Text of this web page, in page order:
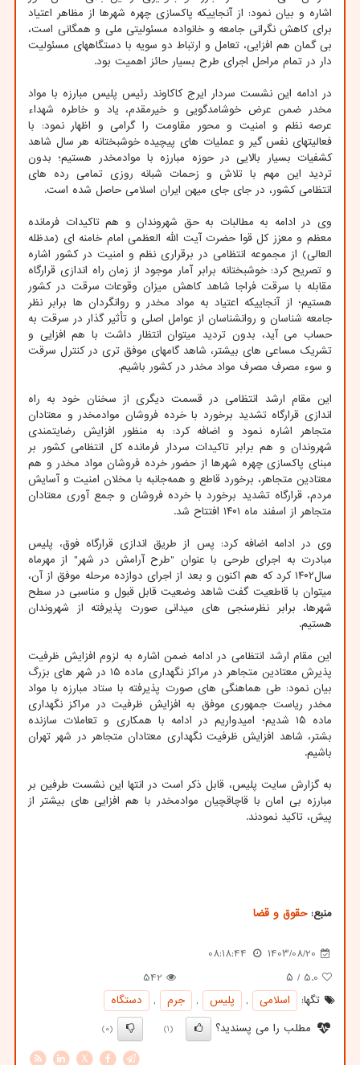
اشاره و بیان نمود: از آنجاییکه پاکسازی چهره شهرها از مظاهر اعتیاد
برای کاهش نگرانی جامعه و خانواده مسئولیتی ملی و همگانی است،
بی گمان هم افزایی، تعامل و ارتباط دو سویه با دستگاههای مسئولیت
دار در تمام مراحل اجرای طرح بسیار حائز اهمیت بود.
در ادامه این نشست سردار ایرج کاکاوند رئیس پلیس مبارزه با مواد
مخدر ضمن عرض خوشامدگویی و خیرمقدم، یاد و خاطره شهداء
عرصه نظم و امنیت و محور مقاومت را گرامی و اظهار نمود: با
فعالیتهای نفس گیر و عملیات های پیچیده خوشبختانه هر سال شاهد
کشفیات بسیار بالایی در حوزه مبارزه با موادمخدر هستیم؛ بدون
تردید این مهم با تلاش و زحمات شبانه روزی تمامی رده های
انتظامی کشور، در جای جای میهن ایران اسلامی حاصل شده است.
وی در ادامه به مطالبات به حق شهروندان و هم تاکیدات فرمانده
معظم و معزز کل قوا حضرت آیت الله العظمی امام خامنه ای (مدظله
العالی) از مجموعه انتظامی در برقراری نظم و امنیت در کشور اشاره
و تصریح کرد: خوشبختانه برابر آمار موجود از زمان راه اندازی قرارگاه
مقابله با سرقت فراجا شاهد کاهش میزان وقوعات سرقت در کشور
هستیم؛ از آنجاییکه اعتیاد به مواد مخدر و روانگردان ها برابر نظر
جامعه شناسان و روانشناسان از عوامل اصلی و تأثیر گذار در سرقت به
حساب می آید، بدون تردید میتوان انتظار داشت با هم افزایی و
تشریک مساعی های بیشتر، شاهد گامهای موفق تری در کنترل سرقت
و سوء مصرف مصرف مواد مخدر در کشور باشیم.
این مقام ارشد انتظامی در قسمت دیگری از سخنان خود به راه
اندازی قرارگاه تشدید برخورد با خرده فروشان موادمخدر و معتادان
متجاهر اشاره نمود و اضافه کرد: به منظور افزایش رضایتمندی
شهروندان و هم برابر تاکیدات سردار فرمانده کل انتظامی کشور بر
مبنای پاکسازی چهره شهرها از حضور خرده فروشان مواد مخدر و هم
معتادین متجاهر، برخورد قاطع و همه‌جانبه با مخلان امنیت و آسایش
مردم، قرارگاه تشدید برخورد با خرده فروشان و جمع آوری معتادان
متجاهر از اسفند ماه ۱۴۰۱ افتتاح شد.
وی در ادامه اضافه کرد: پس از طریق اندازی قرارگاه فوق، پلیس
مبادرت به اجرای طرحی با عنوان "طرح آرامش در شهر" از مهرماه
سال۱۴۰۲ کرد که هم اکنون و بعد از اجرای دوازده مرحله موفق از آن،
میتوان با قاطعیت گفت شاهد وضعیت قابل قبول و مناسبی در سطح
شهرها، برابر نظرسنجی های میدانی صورت پذیرفته از شهروندان
هستیم.
این مقام ارشد انتظامی در ادامه ضمن اشاره به لزوم افزایش ظرفیت
پذیرش معتادین متجاهر در مراکز نگهداری ماده ۱۵ در شهر های بزرگ
بیان نمود: طی هماهنگی های صورت پذیرفته با ستاد مبارزه با مواد
مخدر ریاست جمهوری موفق به افزایش ظرفیت در مراکز نگهداری
ماده ۱۵ شدیم؛ امیدواریم در ادامه با همکاری و تعاملات سازنده
بشتر، شاهد افزایش ظرفیت نگهداری معتادان متجاهر در شهر تهران
باشیم.
به گزارش سایت پلیس، قابل ذکر است در انتها این نشست طرفین بر
مبارزه بی امان با قاچاقچیان موادمخدر با هم افزایی های بیشتر از
پیش، تاکید نمودند.
منبع:حقوق و قضا
1403/08/20
08:18:44
5.0 / ۵
542
تگها:
اسلامی , پلیس , جرم ,
دستگاه
مطلب را می پسندید؟
(1)
(0)
X